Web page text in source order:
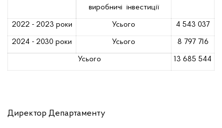
виробничі інвестиції
2022 - 2023 роки Усього 4 543 037
2024 - 2030 роки Усього 8 797 716
Усього 13 685 544
Директор Департаменту